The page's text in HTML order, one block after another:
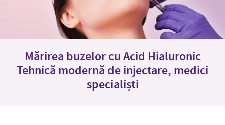
Mărirea buzelor cu Acid Hialuronic
Tehnică modernă de injectare, medici
specialiști